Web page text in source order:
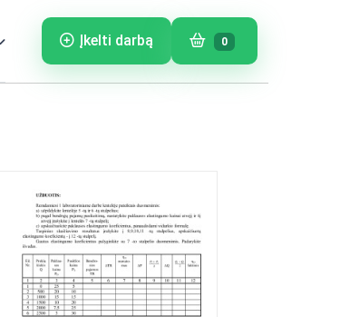
Įkelti darbą 0